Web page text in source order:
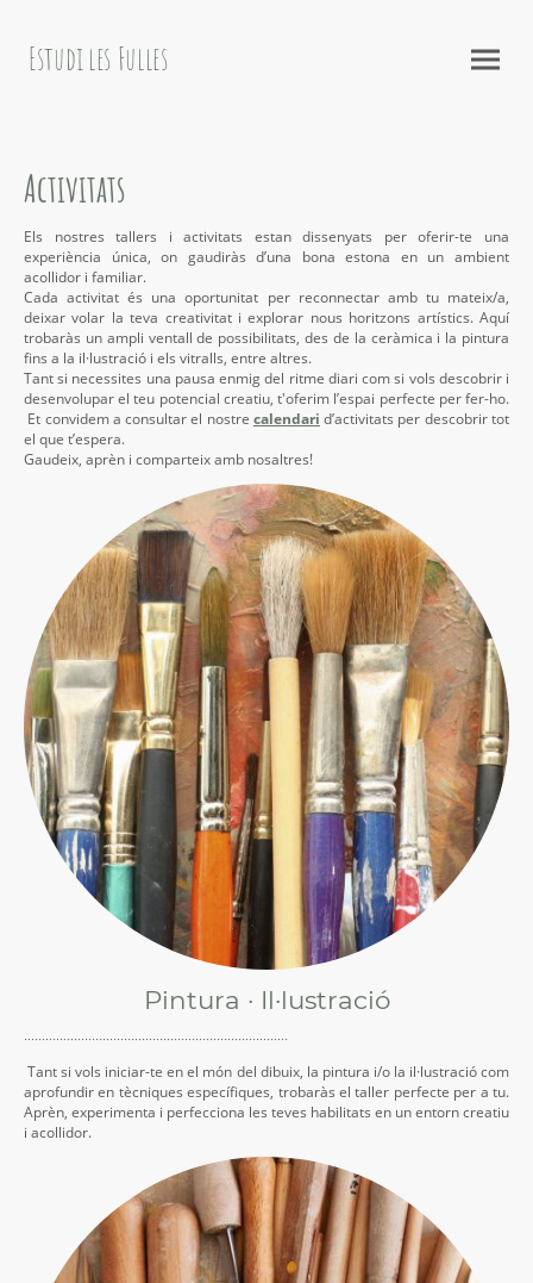
Estudi les Fulles
Activitats
Els nostres tallers i activitats estan dissenyats per oferir-te una
experiència única, on gaudiràs d’una bona estona en un ambient
acollidor i familiar.
Cada activitat és una oportunitat per reconnectar amb tu mateix/a,
deixar volar la teva creativitat i explorar nous horitzons artístics. Aquí
trobaràs un ampli ventall de possibilitats, des de la ceràmica i la pintura
fins a la il·lustració i els vitralls, entre altres.
Tant si necessites una pausa enmig del ritme diari com si vols descobrir i
desenvolupar el teu potencial creatiu, t'oferim l’espai perfecte per fer-ho.
Et convidem a consultar el nostre calendari d’activitats per descobrir tot
el que t’espera.
Gaudeix, aprèn i comparteix amb nosaltres!
Pintura · Il·lustració
··········································································
Tant si vols iniciar-te en el món del dibuix, la pintura i/o la il·lustració com
aprofundir en tècniques específiques, trobaràs el taller perfecte per a tu.
Aprèn, experimenta i perfecciona les teves habilitats en un entorn creatiu
i acollidor.